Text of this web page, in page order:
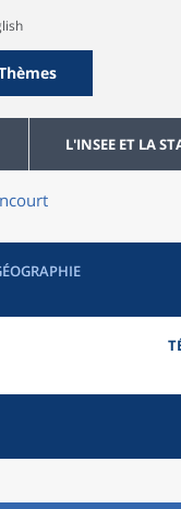
L'INSEE ET LA